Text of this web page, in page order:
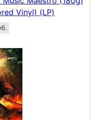
Vinyl) (LP)